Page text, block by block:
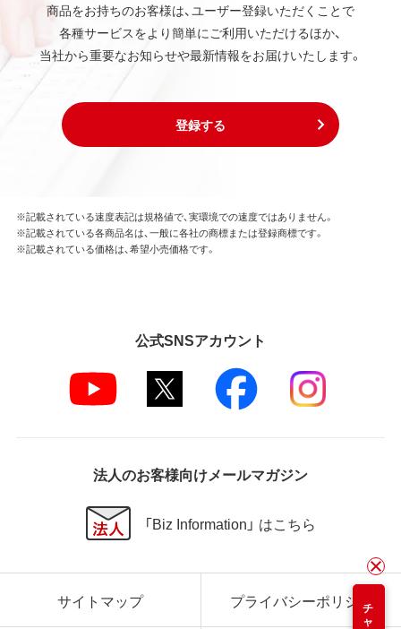
商品をお持ちのお客様は、ユーザー登録いただくことで
各種サービスをより簡単にご利用いただけるほか、
当社から重要なお知らせや最新情報をお届けいたします。
登録する
※記載されている速度表記は規格値で、実環境での速度ではありません。
※記載されている各商品名は、一般に各社の商標または登録商標です。
※記載されている価格は、希望小売価格です。
公式SNSアカウント
法人のお客様向けメールマガジン
「Biz Information」 はこちら
サイトマップ プライバシーポリシー